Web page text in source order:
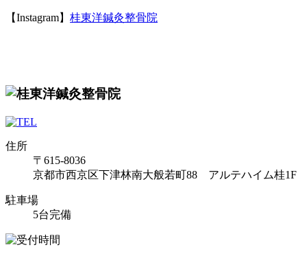
【Instagram】 桂東洋鍼灸整骨院
住所
〒615-8036
京都市西京区下津林南大般若町88 アルテハイム桂1F
駐車場
5台完備